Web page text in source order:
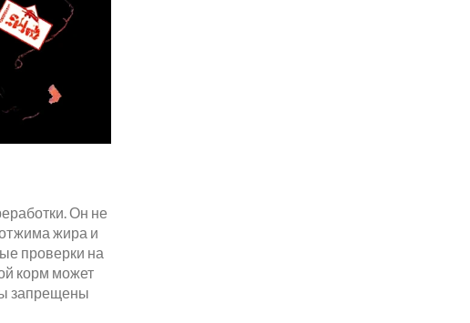
Он не
отжима жира и
проверки на
корм может
запрещены